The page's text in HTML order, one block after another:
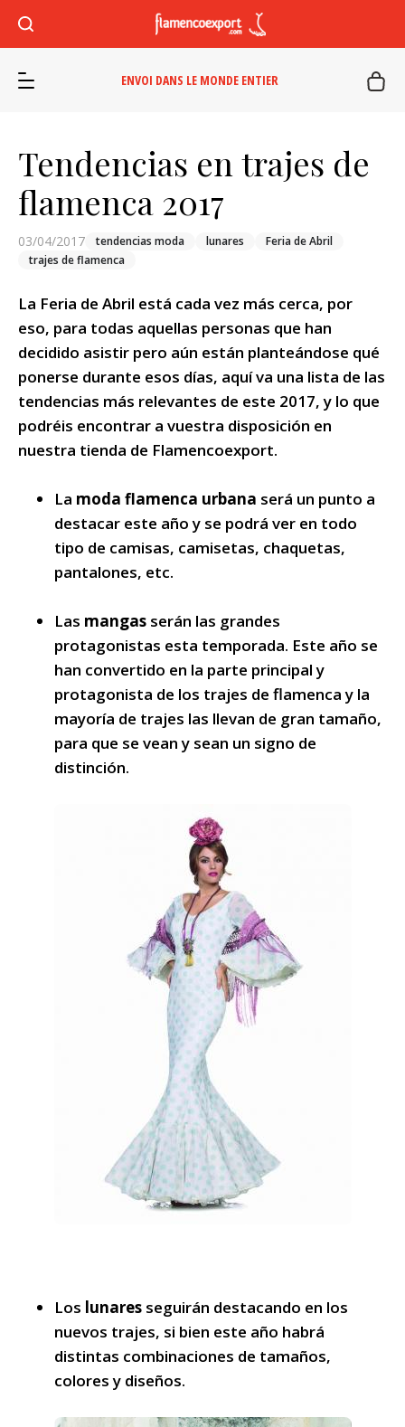
ENVOI DANS LE MONDE ENTIER
Tendencias en trajes de
flamenca 2017
03/04/2017 tendencias moda lunares
Feria de Abril
trajes de flamenca
La Feria de Abril está cada vez más cerca, por
eso, para todas aquellas personas que han
decidido asistir pero aún están planteándose qué
ponerse durante esos días, aquí va una lista de las
tendencias más relevantes de este 2017, y lo que
podréis encontrar a vuestra disposición en
nuestra tienda de Flamencoexport.
La moda flamenca urbana será un punto a
destacar este año y se podrá ver en todo
tipo de camisas, camisetas, chaquetas,
pantalones, etc.
Las mangas serán las grandes
protagonistas esta temporada. Este año se
han convertido en la parte principal y
protagonista de los trajes de flamenca y la
mayoría de trajes las llevan de gran tamaño,
para que se vean y sean un signo de
distinción.
Los lunares seguirán destacando en los
nuevos trajes, si bien este año habrá
distintas combinaciones de tamaños,
colores y diseños.